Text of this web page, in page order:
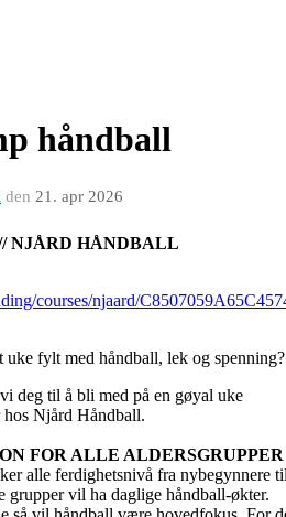
håndball
den 21. apr 2026
NJÅRD HÅNDBALL
courses/njaard/
fylt med håndball, lek og spenning?
deg til å bli med på en gøyal uke
Njård Håndball.
FOR ALLE ALDERSGRUPPER
alle ferdighetsnivå fra nybegynnere
grupper vil ha daglige håndball-økter.